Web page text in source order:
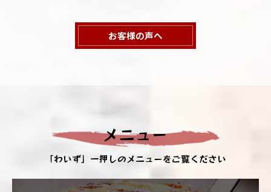
お客様の声へ
メニュー
「わいず」一押しのメニューをご覧ください